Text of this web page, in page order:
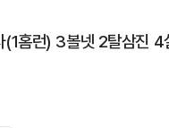
홈런) 3볼넷 2탈삼진 4